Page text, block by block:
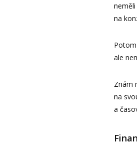
na
ale
Znám
na
a